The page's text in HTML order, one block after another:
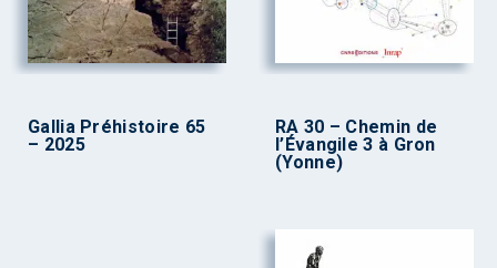
Gallia Préhistoire 65
– 2025
RA 30 – Chemin de
l’Évangile 3 à Gron
(Yonne)